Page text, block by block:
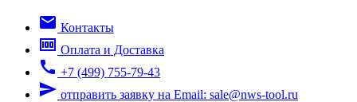
email Контакты
money Оплата и Доставка
call +7 (499) 755-79-43
send отправить заявку на Email: sale@nws-tool.ru